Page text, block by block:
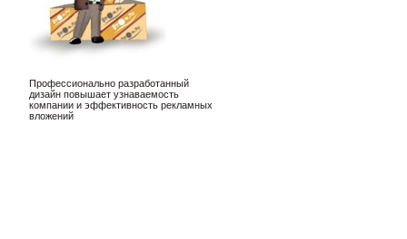
Профессионально разработанный
дизайн повышает узнаваемость
компании и эффективность рекламных
вложений